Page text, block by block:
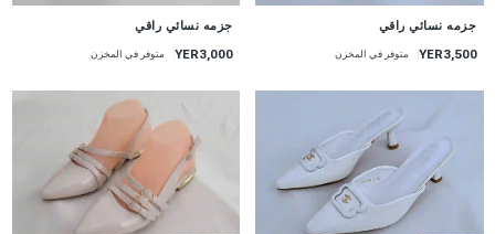
جزمه نسائي راقي
YER3,500 متوفر في المخزن
جزمه نسائي راقي
YER3,000 متوفر في المخزن